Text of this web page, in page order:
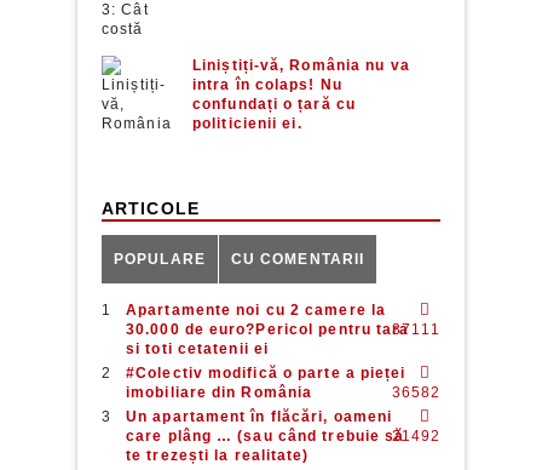
Liniștiți-vă, România nu va
intra în colaps! Nu
confundați o țară cu
politicienii ei.
ARTICOLE
POPULARE CU COMENTARII
Apartamente noi cu 2 camere la
30.000 de euro?Pericol pentru tara
si toti cetatenii ei
37111
#Colectiv modifică o parte a pieței
imobiliare din România
36582
Un apartament în flăcări, oameni
care plâng … (sau când trebuie să
te trezești la realitate)
21492